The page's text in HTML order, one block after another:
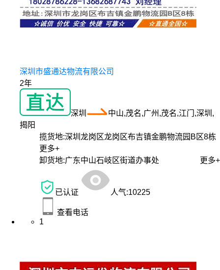
深圳市盛通达物流有限公司
2年
深圳
中山,茂名,广州,茂名,江门,深圳,
揭阳
揽货地:深圳龙岗区龙岗区布吉镇金鹏物流园B区8栋
更多+
卸货地:广东中山石岐区街道办事处 更多+
已认证 人气:10225
查看电话
1